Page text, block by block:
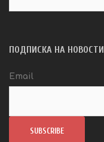
ПОДПИСКА НА НОВОСТИ
Email